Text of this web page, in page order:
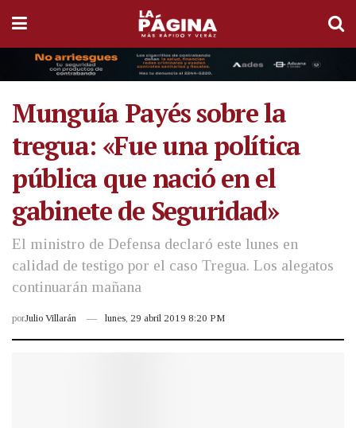
Munguía Payés sobre la
tregua: «Fue una política
pública que nació en el
gabinete de Seguridad»
El ministro de Defensa declaró este lunes en
calidad de testigo por el caso Tregua. Los alegatos
continuarán mañana
porJulio Villarán lunes, 29 abril 2019 8:20 PM